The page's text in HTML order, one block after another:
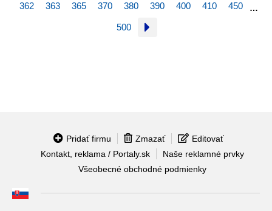
362
363 365 370 380 390 400 410 450 …
500
Pridať firmu Zmazať
Editovať
Kontakt, reklama / Portaly.sk
Naše reklamné prvky
Všeobecné obchodné podmienky